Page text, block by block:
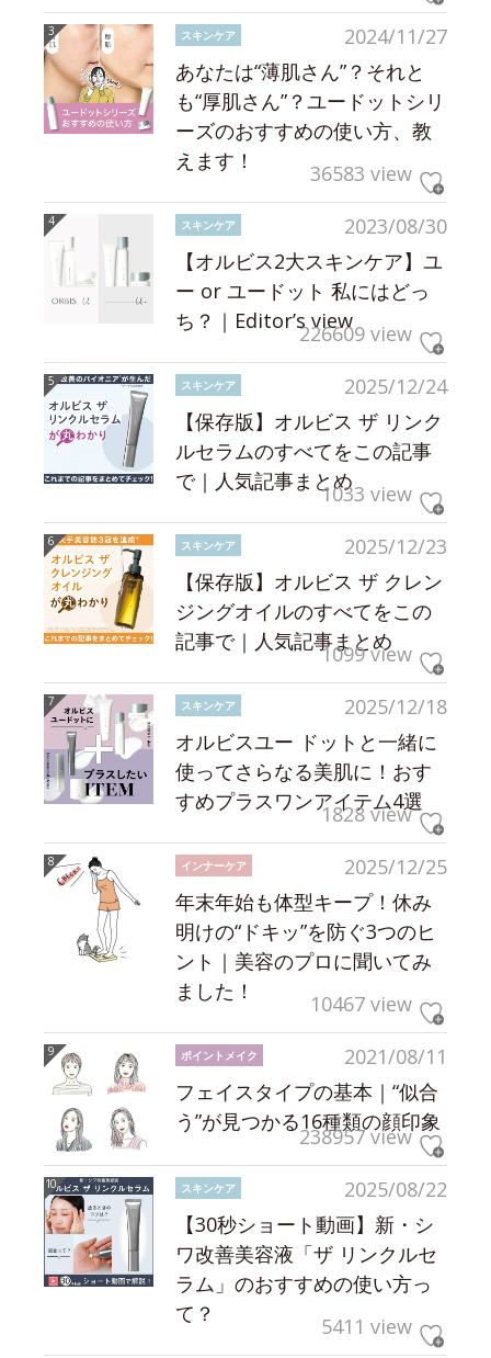
2024/11/27
スキンケア
あなたは“薄肌さん”？それと
も“厚肌さん”？ユードットシリ
ーズのおすすめの使い方、教
えます！
36583 view
2023/08/30
スキンケア
【オルビス2大スキンケア】ユ
ー or ユードット 私にはどっ
ち？｜Editor’s view226609 view
2025/12/24
スキンケア
【保存版】オルビス ザ リンク
ルセラムのすべてをこの記事
で｜人気記事まとめ1033 view
2025/12/23
スキンケア
【保存版】オルビス ザ クレン
ジングオイルのすべてをこの
記事で｜人気記事まとめ
1099 view
2025/12/18
スキンケア
オルビスユー ドットと一緒に
使ってさらなる美肌に！おす
すめプラスワンアイテム4選
1828 view
2025/12/25
インナーケア
年末年始も体型キープ！休み
明けの“ドキッ”を防ぐ3つのヒ
ント｜美容のプロに聞いてみ
ました！
10467 view
2021/08/11
ポイントメイク
フェイスタイプの基本｜“似合
う”が見つかる16種類の顔印象
238957 view
2025/08/22
スキンケア
【30秒ショート動画】新・シ
ワ改善美容液「ザ リンクルセ
ラム」のおすすめの使い方っ
て？
5411 view